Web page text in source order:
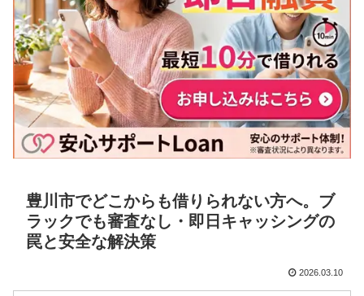
豊川市でどこからも借りられない方へ。ブ
ラックでも審査なし・即日キャッシングの
罠と安全な解決策
2026.03.10